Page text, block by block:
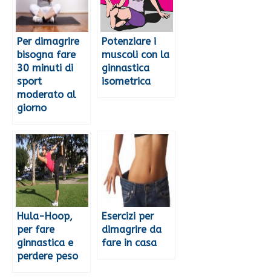
Per dimagrire
bisogna fare
30 minuti di
sport
moderato al
giorno
Potenziare i
muscoli con la
ginnastica
isometrica
Hula-Hoop,
per fare
ginnastica e
perdere peso
Esercizi per
dimagrire da
fare in casa